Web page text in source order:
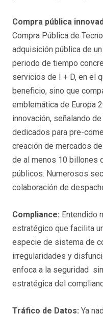
Compra pública
Compra Pública de
adquisición pública de
periodo de tiempo
servicios de I + D, en el
beneficio, sino que
emblemática de Europa
innovación, señalando
dedicados para pre-
creación de mercados
de al menos 10 billones
públicos. Numerosos
colaboración de
Compliance: Entendido
estratégico que facilita
especie de sistema de
irregularidades y
enfoca a la seguridad
estratégica del
Tráfico de Datos: Ya